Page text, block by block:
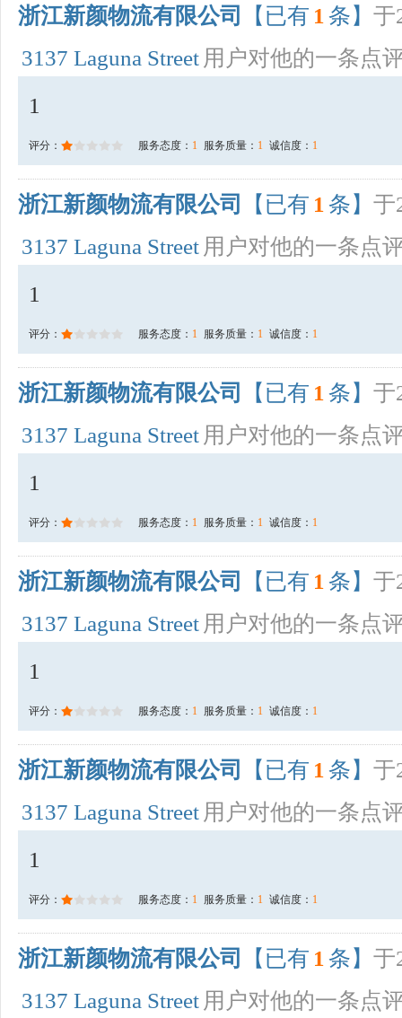
浙江新颜物流有限公司 【已有 1 条】 于
3137 Laguna Street 用户对他的一条点
1
评分： 服务态度： 1 服务质量： 1 诚信度： 1
浙江新颜物流有限公司 【已有 1 条】 于
3137 Laguna Street 用户对他的一条点
1
评分： 服务态度： 1 服务质量： 1 诚信度： 1
浙江新颜物流有限公司 【已有 1 条】 于
3137 Laguna Street 用户对他的一条点
1
评分： 服务态度： 1 服务质量： 1 诚信度： 1
浙江新颜物流有限公司 【已有 1 条】 于
3137 Laguna Street 用户对他的一条点
1
评分： 服务态度： 1 服务质量： 1 诚信度： 1
浙江新颜物流有限公司 【已有 1 条】 于
3137 Laguna Street 用户对他的一条点
1
评分： 服务态度： 1 服务质量： 1 诚信度： 1
浙江新颜物流有限公司 【已有 1 条】 于
3137 Laguna Street 用户对他的一条点